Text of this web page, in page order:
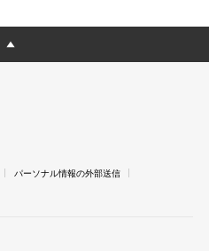
パーソナル情報の外部送信